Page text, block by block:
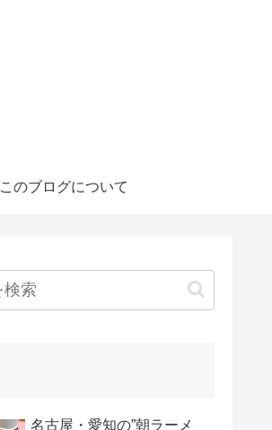
このブログについて
名古屋・愛知の”朝ラーメ